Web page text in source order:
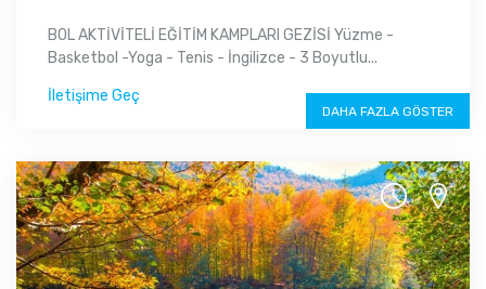
BOL AKTİVİTELİ EĞİTİM KAMPLARI GEZİSİ Yüzme -
Basketbol -Yoga - Tenis - İngilizce - 3 Boyutlu...
İletişime Geç
DAHA FAZLA GÖSTER